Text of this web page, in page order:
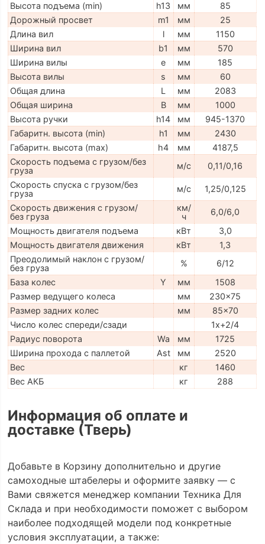
Высота подъема (min)
h13 мм
85
Дорожный просвет
m1 мм
25
Длина вил
l мм
1150
Ширина вил
b1 мм
570
Ширина вилы
e мм
185
Высота вилы
s мм
60
Общая длина
L мм
2083
Общая ширина
B мм
1000
Высота ручки
h14 мм
945-1370
Габаритн. высота (min)
h1 мм
2430
Габаритн. высота (max)
h4 мм
4187,5
Скорость подъема с грузом/без
груза
м/с
0,11/0,16
Скорость спуска с грузом/без
груза
м/с
1,25/0,125
Скорость движения с грузом/
без груза
км/
ч
6,0/6,0
Мощность двигателя подъема
кВт
3,0
Мощность двигателя движения
кВт
1,3
Преодолимый наклон с грузом/
без груза
%
6/12
База колес
Y мм
1508
Размер ведущего колеса
мм
230x75
Размер задних колес
мм
85x70
Число колес спереди/сзади
1x+2/4
Радиус поворота
Wa мм
1725
Ширина прохода с паллетой
Ast мм
2520
Вес
кг
1460
Вес АКБ
кг 288
Информация об оплате и
доставке (Тверь)
Добавьте в Корзину дополнительно и другие
самоходные штабелеры и оформите заявку — с
Вами свяжется менеджер компании Техника Для
Склада и при необходимости поможет с выбором
наиболее подходящей модели под конкретные
условия эксплуатации, а также: